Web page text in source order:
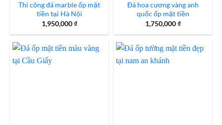
Thi công đá marble ốp mặt
tiền tại Hà Nội
1,950,000₫
Đá hoa cương vàng anh
quốc ốp mặt tiền
1,750,000₫